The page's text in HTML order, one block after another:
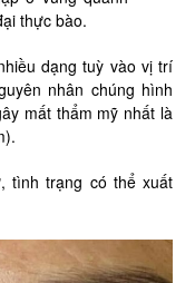
thực bào.
dạng tuỳ vào vị trí
nhân chúng hình
mất thẩm mỹ nhất là
tình trạng có thể xuất